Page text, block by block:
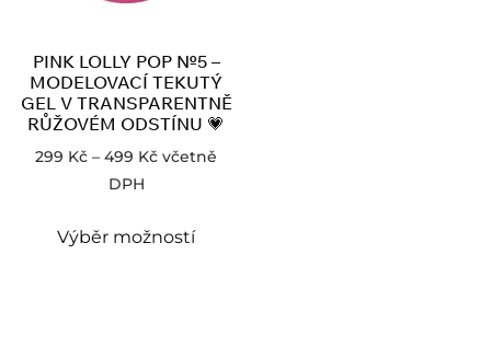
PINK LOLLY POP №5 –
MODELOVACÍ TEKUTÝ
GEL V TRANSPARENTNĚ
RŮŽOVÉM ODSTÍNU 💗
299 Kč – 499 Kč včetně
DPH
Výběr možností